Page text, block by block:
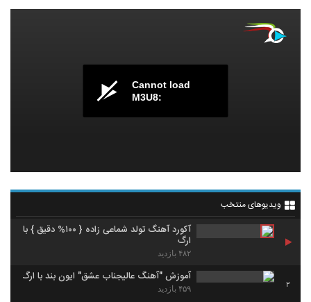
Cannot load
M3U8:
ویدیوهای منتخب
آکورد آهنگ تولد شماعی زاده { ۱۰۰% دقیق } با
ارگ
۴۸۲ بازدید
2
آموزش "آهنگ عالیجناب عشق" ایون بند با ارگ
۴۵۹ بازدید